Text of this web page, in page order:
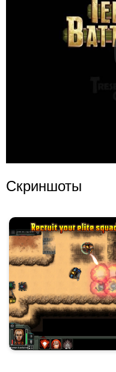
Скриншоты